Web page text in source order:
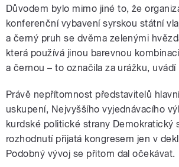
Důvodem bylo mimo jiné to, že
konferenční vybavení syrskou státní
a černý pruh se dvěma zelenými
která používá jinou barevnou
a černou – to označila za urážku, uvádí
Právě nepřítomnost představitelů
uskupení, Nejvyššího vyjednávacího
kurdské politické strany Demokratický
rozhodnutí přijatá kongresem jen v
Podobný vývoj se přitom dal očekávat.